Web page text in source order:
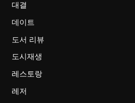
대결
데이트
도서 리뷰
도시재생
레스토랑
레저